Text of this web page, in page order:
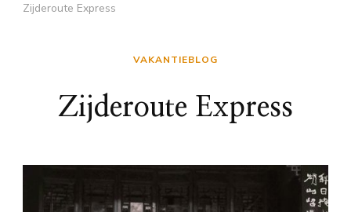
Zijderoute Express
VAKANTIEBLOG
Zijderoute Express